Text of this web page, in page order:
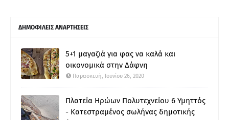
ΔΗΜΟΦΙΛΕΙΣ ΑΝΑΡΤΗΣΕΙΣ
5+1 μαγαζιά για φας να καλά και
οικονομικά στην Δάφνη
Παρασκευή, Ιουνίου 26, 2020
Πλατεία Ηρώων Πολυτεχνείου 6 Υμηττός
- Κατεστραμένος σωλήνας δημοτικής